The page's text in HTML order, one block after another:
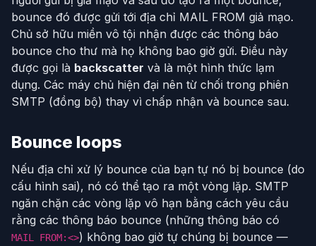
bounce đó được gửi tới địa chỉ MAIL FROM giả mạo.
Chủ sở hữu miền vô tội nhận được các thông báo
bounce cho thư mà họ không bao giờ gửi. Điều này
được gọi là backscatter và là một hình thức lạm
dụng. Các máy chủ hiện đại nên từ chối trong phiên
SMTP (đồng bộ) thay vì chấp nhận và bounce sau.
Bounce loops
Nếu địa chỉ xử lý bounce của bạn tự nó bị bounce (do
cấu hình sai), nó có thể tạo ra một vòng lặp. SMTP
ngăn chặn các vòng lặp vô hạn bằng cách yêu cầu
rằng các thông báo bounce (những thông báo có
MAIL FROM:<>) không bao giờ tự chúng bị bounce —